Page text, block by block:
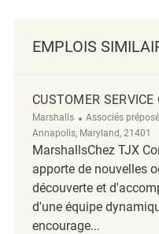
EMPLOIS
CUSTOMER SERVICE
Marshalls Catégorie
Associés
Annapolis, Maryland, 21401
MarshallsChez TJX
apporte de nouvelles
découverte et
d'une équipe
encourage...